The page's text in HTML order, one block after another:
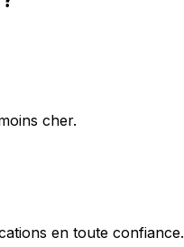
cher.
en toute confiance.